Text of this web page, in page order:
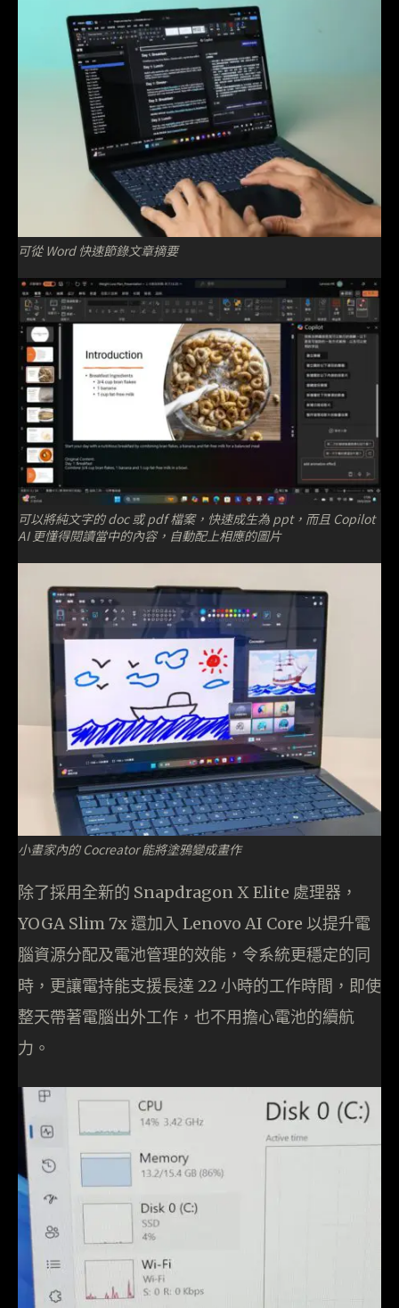
可從 Word 快速節錄文章摘要
可以將純文字的 doc 或 pdf 檔案，快速成生為 ppt，而且 Copilot
AI 更懂得閱讀當中的內容，自動配上相應的圖片
小畫家內的 Cocreator 能將塗鴉變成畫作
除了採用全新的 Snapdragon X Elite 處理器，
YOGA Slim 7x 還加入 Lenovo AI Core 以提升電
腦資源分配及電池管理的效能，令系統更穩定的同
時，更讓電持能支援長達 22 小時的工作時間，即使
整天帶著電腦出外工作，也不用擔心電池的續航
力。